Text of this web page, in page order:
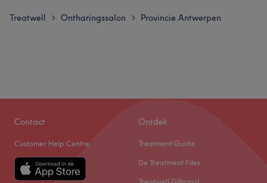
Treatwell > Ontharingssalon > Provincie Antwerpen
Contact
Customer Help Centre
Ontdek
Treatment Guide
De Treatment Files